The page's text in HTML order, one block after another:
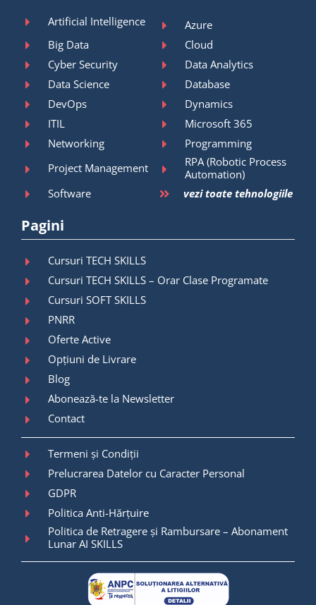
Artificial Intelligence
Azure
Big Data
Cloud
Cyber Security
Data Analytics
Data Science
Database
DevOps
Dynamics
ITIL
Microsoft 365
Networking
Programming
Project Management
RPA (Robotic Process
Automation)
Software
vezi toate tehnologiile
Pagini
Cursuri TECH SKILLS
Cursuri TECH SKILLS – Orar Clase Programate
Cursuri SOFT SKILLS
PNRR
Oferte Active
Opțiuni de Livrare
Blog
Abonează-te la Newsletter
Contact
Termeni și Condiții
Prelucrarea Datelor cu Caracter Personal
GDPR
Politica Anti-Hărțuire
Politica de Retragere și Rambursare – Abonament
Lunar AI SKILLS